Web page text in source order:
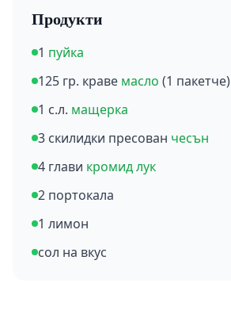
Продукти
1 пуйка
125 гр. краве масло (1 пакетче)
1 с.л. мащерка
3 скилидки пресован чесън
4 глави кромид лук
2 портокала
1 лимон
сол на вкус